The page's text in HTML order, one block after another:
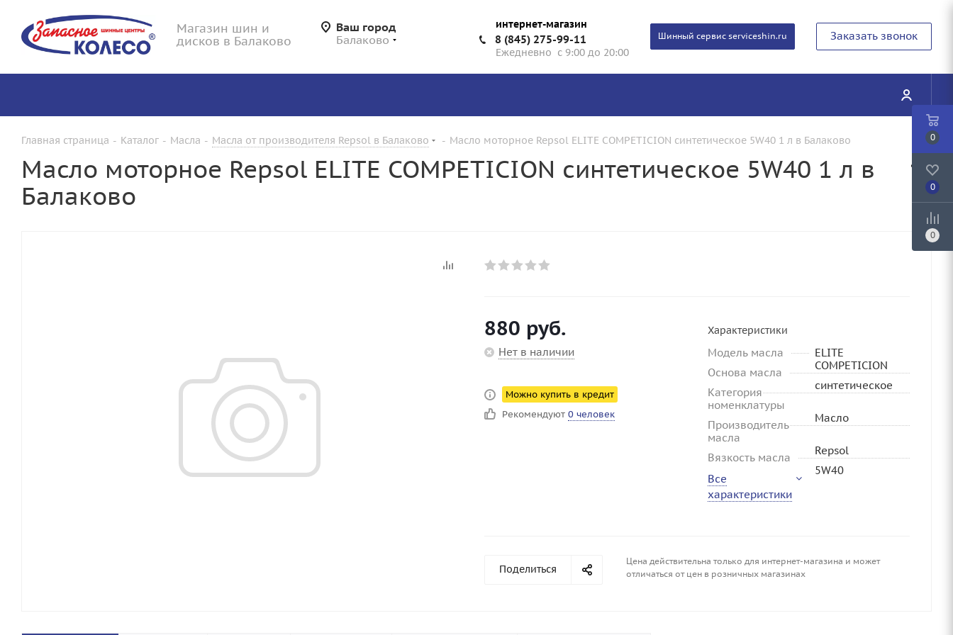
Магазин шин и
дисков в Балаково
Ваш город
Балаково
интернет-магазин
8 (845) 275-99-11
Ежедневно с 9:00 до 20:00
Шинный сервис serviceshin.ru Заказать звонок
Главная страница - Каталог - Масла - Масла от производителя Repsol в Балаково - Масло моторное Repsol ELITE COMPETICION синтетическое 5W40 1 л в Балаково
Масло моторное Repsol ELITE COMPETICION синтетическое 5W40 1 л в
Балаково
880 руб.
Нет в наличии
Можно купить в кредит
Рекомендуют 0 человек
Характеристики
Модель масла
ELITE
COMPETICION
Основа масла
синтетическое
Категория
номенклатуры
Масло
Производитель
масла
Repsol
Вязкость масла
5W40
Все
характеристики
Поделиться
Цена действительна только для интернет-магазина и может
отличаться от цен в розничных магазинах
0
0
0